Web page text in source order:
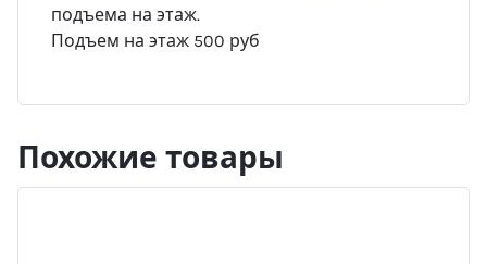
подъема на этаж.
Подъем на этаж 500 руб
Похожие товары